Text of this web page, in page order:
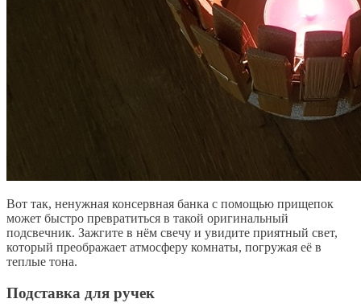
Вот так, ненужная консервная банка с помощью прищепок
может быстро превратиться в такой оригинальный
подсвечник. Зажгите в нём свечу и увидите приятный свет,
который преображает атмосферу комнаты, погружая её в
теплые тона.
Подставка для ручек